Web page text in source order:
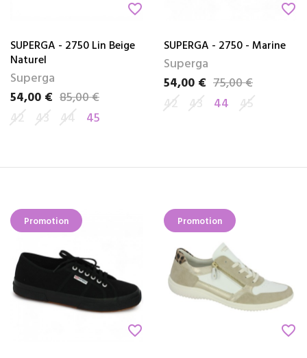
favorite_border
SUPERGA - 2750 Lin Beige
Naturel
Superga
Prix
54,00 €
Prix de base85,00 €
42 43 44 45
favorite_border
SUPERGA - 2750 - Marine
Superga
Prix
54,00 €
Prix de base75,00 €
42 43 44 45
Promotion
favorite_border
Promotion
favorite_border